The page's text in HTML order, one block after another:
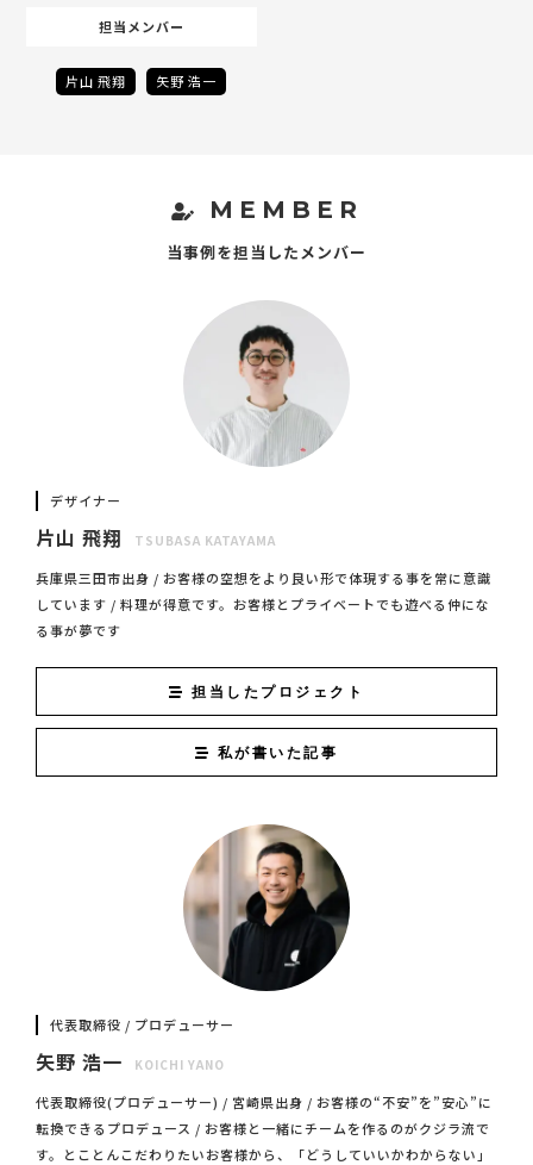
担当メンバー
片山 飛翔 矢野 浩一
MEMBER
当事例を担当したメンバー
デザイナー
片山 飛翔 TSUBASA KATAYAMA
兵庫県三田市出身 / お客様の空想をより良い形で体現する事を常に意識
しています / 料理が得意です。お客様とプライベートでも遊べる仲にな
る事が夢です
担当したプロジェクト
私が書いた記事
代表取締役 / プロデューサー
矢野 浩一 KOICHI YANO
代表取締役(プロデューサー) / 宮崎県出身 / お客様の“不安”を”安心”に
転換できるプロデュース / お客様と一緒にチームを作るのがクジラ流で
す。とことんこだわりたいお客様から、「どうしていいかわからない」